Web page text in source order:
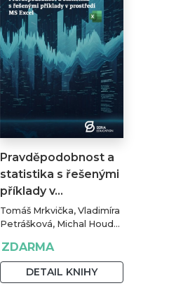
Pravděpodobnost a
statistika s řešenými
příklady v…
Tomáš Mrkvička, Vladimíra
Petrášková, Michal Houda,
ZDARMA
DETAIL KNIHY